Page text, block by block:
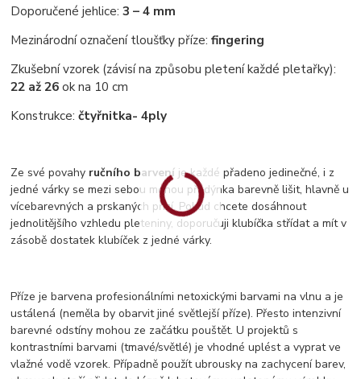
Doporučené jehlice:3 – 4 mm
Mezinárodní označení tloušťky příze:fingering
Zkušební vzorek (závisí na způsobu pletení každé pletařky):
22 až 26ok na 10 cm
Konstrukce:čtyřnitka- 4ply
Ze své povahy ručního barvení je každé přadeno jedinečné, i z
jedné várky se mezi sebou mohou přadýnka barevně lišit, hlavně u
vícebarevných a prskaných přízí. Pokud chcete dosáhnout
jednolitějšího vzhledu pleteniny, doporučuji klubíčka střídat a mít v
zásobě dostatek klubíček z jedné várky.
Příze je barvena profesionálními netoxickými barvami na vlnu a je
ustálená (neměla by obarvit jiné světlejší příze). Přesto intenzivní
barevné odstíny mohou ze začátku pouštět. U projektů s
kontrastními barvami (tmavé/světlé) je vhodné uplést a vyprat ve
vlažné vodě vzorek. Případně použít ubrousky na zachycení barev,